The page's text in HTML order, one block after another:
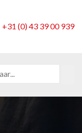
+31 (0) 43 39 00 939